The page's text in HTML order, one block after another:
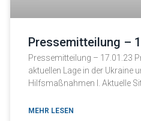
Pressemitteilung –
Pressemitteilung – 17.01.23
aktuellen Lage in der Ukraine
Hilfsmaßnahmen I. Aktuelle
MEHR LESEN